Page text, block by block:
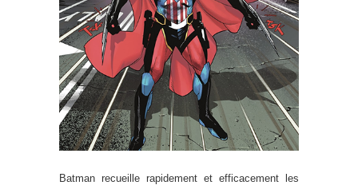
Batman recueille rapidement et efficacement les